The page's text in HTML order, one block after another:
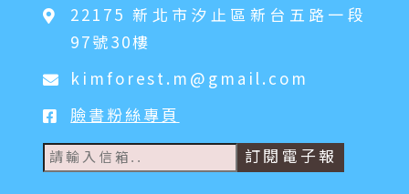
22175 新北市汐止區新台五路一段
97號30樓
kimforest.m@gmail.com
臉書粉絲專頁